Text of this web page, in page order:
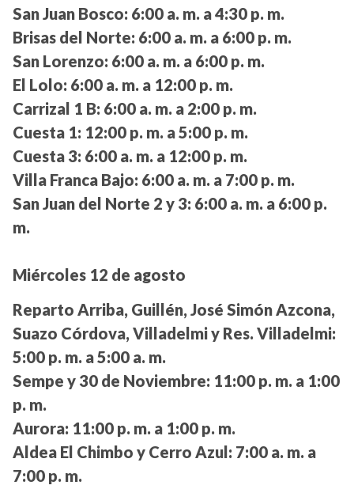
San Juan Bosco: 6:00 a. m. a 4:30 p. m.
Brisas del Norte: 6:00 a. m. a 6:00 p. m.
San Lorenzo: 6:00 a. m. a 6:00 p. m.
El Lolo: 6:00 a. m. a 12:00 p. m.
Carrizal 1 B: 6:00 a. m. a 2:00 p. m.
Cuesta 1: 12:00 p. m. a 5:00 p. m.
Cuesta 3: 6:00 a. m. a 12:00 p. m.
Villa Franca Bajo: 6:00 a. m. a 7:00 p. m.
San Juan del Norte 2 y 3: 6:00 a. m. a 6:00 p.
m.
Miércoles 12 de agosto
Reparto Arriba, Guillén, José Simón Azcona,
Suazo Córdova, Villadelmi y Res. Villadelmi:
5:00 p. m. a 5:00 a. m.
Sempe y 30 de Noviembre: 11:00 p. m. a 1:00
p. m.
Aurora: 11:00 p. m. a 1:00 p. m.
Aldea El Chimbo y Cerro Azul: 7:00 a. m. a
7:00 p. m.